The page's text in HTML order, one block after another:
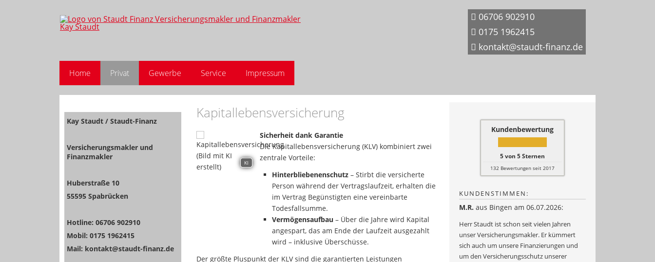
06706 902910
0175 1962415
kontakt@staudt-finanz.de
Home Privat Gewerbe Service Impressum
Kay Staudt / Staudt-Finanz
Versicherungsmakler und
Finanzmakler
Huberstraße 10
55595 Spabrücken
Hotline: 06706 902910
Mobil: 0175 1962415
Mail: kontakt@staudt-finanz.de
Kundenbewertung
5von 5Sternen
132 Bewertungen seit 2017
KUNDENSTIMMEN:
M.R. aus Bingen am 06.07.2026:
Herr Staudt ist schon seit vielen Jahren
unser Versicherungsmakler. Er kümmert
sich auch um unsere Finanzierungen und
um den Versicherungsschutz unserer
Kapitallebensversicherung
KI
Sicherheit dank Garantie
Die Kapitallebensversicherung (KLV) kombiniert zwei
zentrale Vorteile:
Hinterbliebenenschutz – Stirbt die versicherte
Person während der Vertragslaufzeit, erhalten die
im Vertrag Begünstigten eine vereinbarte
Todesfallsumme.
Vermögensaufbau – Über die Jahre wird Kapital
angespart, das am Ende der Laufzeit ausgezahlt
wird – inklusive Überschüsse.
Der größte Pluspunkt der KLV sind die garantierten Leistungen